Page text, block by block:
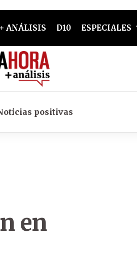
+ ANÁLISIS D10 ESPECIALES
positivas
en